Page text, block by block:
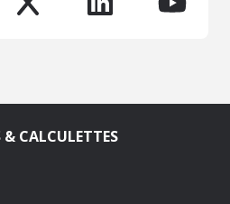
& CALCULETTES